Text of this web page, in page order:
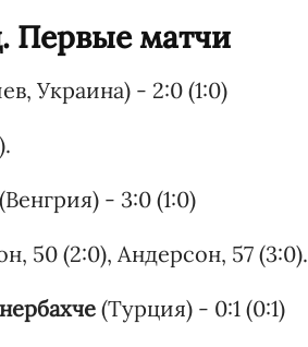
Первые матчи
Украина) - 2:0 (1:0)
(Венгрия) - 3:0 (1:0)
50 (2:0), Андерсон, 57 (3:0).
(Турция) - 0:1 (0:1)